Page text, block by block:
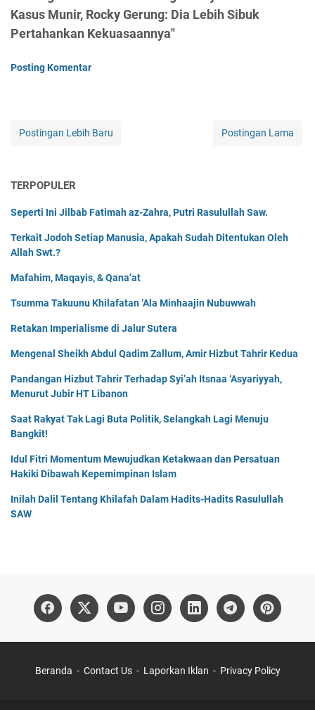
Kasus Munir, Rocky Gerung: Dia Lebih Sibuk
Pertahankan Kekuasaannya"
Posting Komentar
Postingan Lebih Baru Postingan Lama
TERPOPULER
Seperti Ini Jilbab Fatimah az-Zahra, Putri Rasulullah Saw.
Terkait Jodoh Setiap Manusia, Apakah Sudah Ditentukan Oleh
Allah Swt.?
Mafahim, Maqayis, & Qana’at
Tsumma Takuunu Khilafatan ‘Ala Minhaajin Nubuwwah
Retakan Imperialisme di Jalur Sutera
Mengenal Sheikh Abdul Qadim Zallum, Amir Hizbut Tahrir Kedua
Pandangan Hizbut Tahrir Terhadap Syi’ah Itsnaa ‘Asyariyyah,
Menurut Jubir HT Libanon
Saat Rakyat Tak Lagi Buta Politik, Selangkah Lagi Menuju
Bangkit!
Idul Fitri Momentum Mewujudkan Ketakwaan dan Persatuan
Hakiki Dibawah Kepemimpinan Islam
Inilah Dalil Tentang Khilafah Dalam Hadits-Hadits Rasulullah
SAW
Beranda Contact Us Laporkan Iklan Privacy Policy